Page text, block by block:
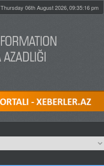
Thursday 06th August 2026, 09:35:17 pm